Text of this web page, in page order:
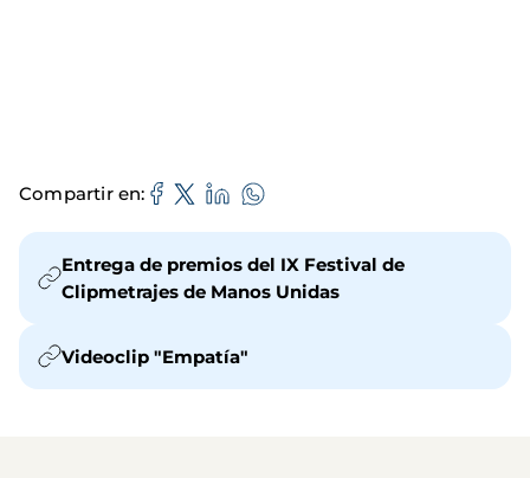
Compartir en
Entrega de premios del IX Festival de
Clipmetrajes de Manos Unidas
Videoclip "Empatía"